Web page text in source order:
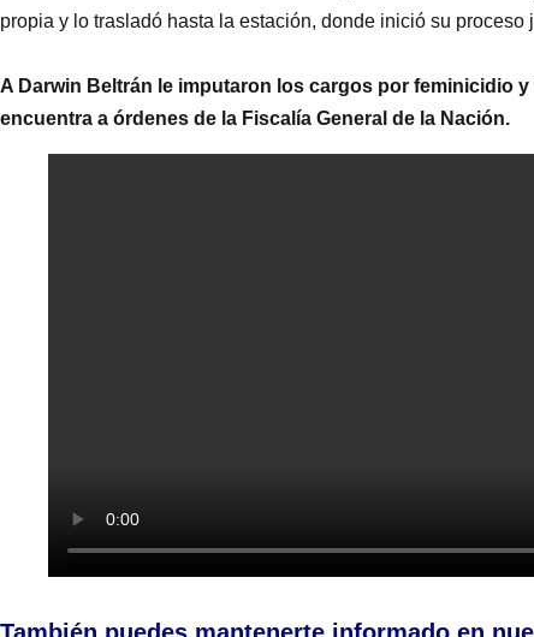
propia y lo trasladó hasta la estación, donde inició su proceso
A Darwin Beltrán le imputaron los cargos por feminicidio
encuentra a órdenes de la Fiscalía General de la Nación.